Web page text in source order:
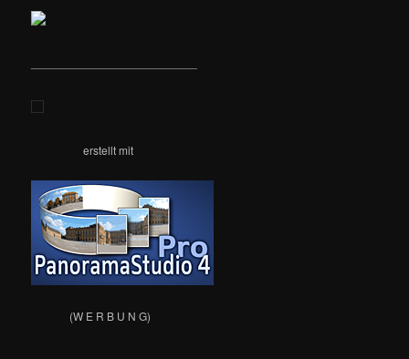
erstellt mit
(W E R B U N G)